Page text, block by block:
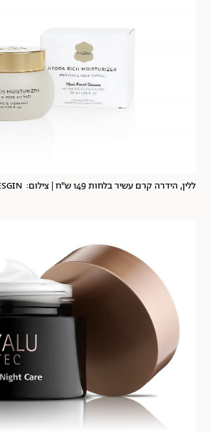
ללין, הידרה קרם עשיר בלחות 149 ש"ח | צילום: VIPDESGIN